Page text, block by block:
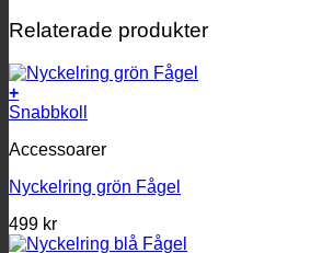
Relaterade produkter
+
Snabbkoll
Accessoarer
Nyckelring grön Fågel
499 kr